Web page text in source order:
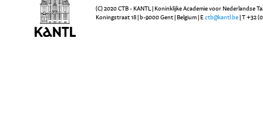
(C) 2020 CTB - KANTL | Koninklijke Academie voor Nederlandse
Koningstraat 18 | b-9000 Gent | Belgium | E ctb@kantl.be | T +32